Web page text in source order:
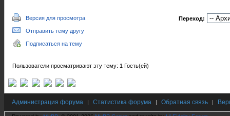
Версия для просмотра
Отправить тему другу
Подписаться на тему
Переход:
Пользователи просматривают эту тему: 1 Гость(ей)
Администрация форума | Статистика форума | Обратная связь |